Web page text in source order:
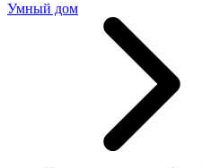
Умный дом